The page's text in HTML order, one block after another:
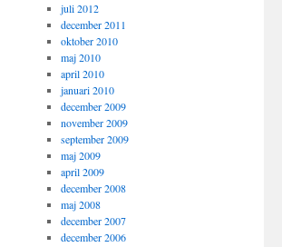
juli 2012
december 2011
oktober 2010
maj 2010
april 2010
januari 2010
december 2009
november 2009
september 2009
maj 2009
april 2009
december 2008
maj 2008
december 2007
december 2006